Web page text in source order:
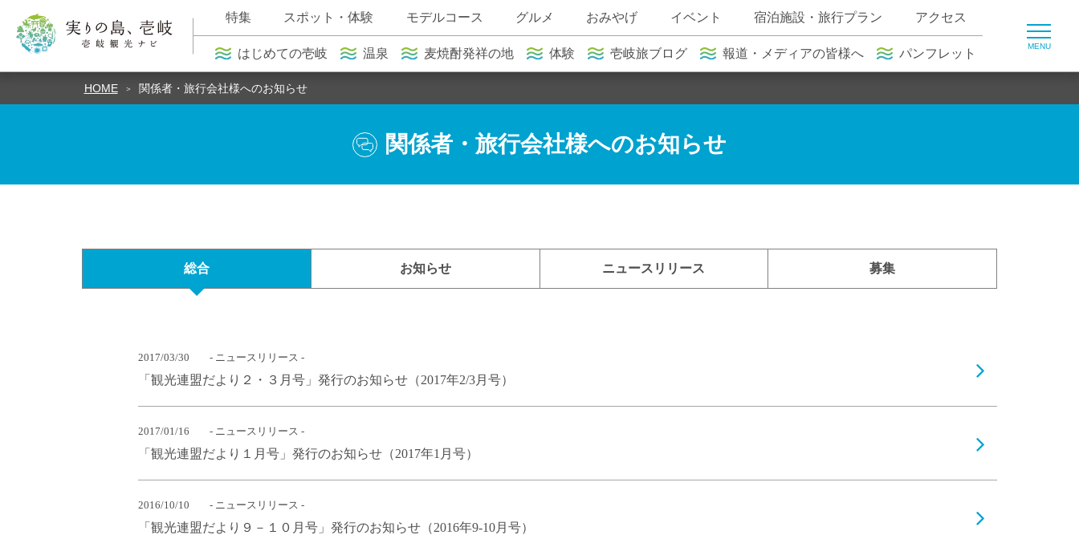
特集 スポット・体験 モデルコース グルメ おみやげ イベント 宿泊施設・旅行プラン アクセス
はじめての壱岐 温泉 麦焼酎発祥の地 体験 壱岐旅ブログ 報道・メディアの皆様へ パンフレット
HOME 関係者・旅行会社様へのお知らせ
関係者・旅行会社様へのお知らせ
総合 お知らせ ニュースリリース 募集
2017/03/30 - ニュースリリース -
「観光連盟だより２・３月号」発行のお知らせ（2017年2/3月号）
2017/01/16 - ニュースリリース -
「観光連盟だより１月号」発行のお知らせ（2017年1月号）
2016/10/10 - ニュースリリース -
「観光連盟だより９－１０月号」発行のお知らせ（2016年9-10月号）